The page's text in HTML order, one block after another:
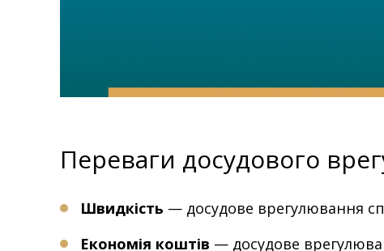
Переваги досудового
Швидкість — досудове врегулювання
Економія коштів — досудове